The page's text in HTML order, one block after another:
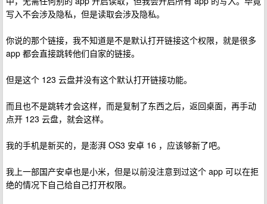
写入不会涉及隐私，但是读取会涉及隐私。
你说的那个链接，我不知道是不是默认打开链接这个权限，就是很多
app 都会直接跳转他们自家的链接。
但是这个 123 云盘并没有这个默认打开链接功能。
而且也不是跳转才会这样，而是复制了东西之后，返回桌面，再手动
点开 123 云盘，就会这样。
我的手机是新买的，是澎湃 OS3 安卓 16 ，应该够新了吧。
我上一部国产安卓也是小米，但是以前没注意到过这个 app 可以在拒
绝的情况下自己给自己打开权限。